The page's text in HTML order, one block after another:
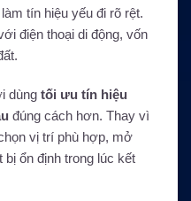
tín hiệu yếu đi rõ rệt.
điện thoại di động, vốn
dùng tối ưu tín hiệu
đúng cách hơn. Thay vì
vị trí phù hợp, mở
ổn định trong lúc kết